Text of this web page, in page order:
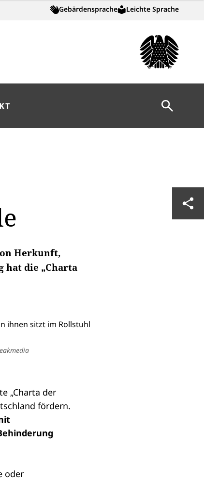
Gebärdensprache Leichte Sprache
Suche
Herkunft,
hat die „Charta
„Charta der
fördern.
oder